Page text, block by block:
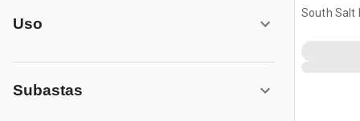
Uso
Subastas
South Salt